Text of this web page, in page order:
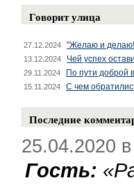
Говорит улица
27.12.2024 "Желаю и
13.12.2024 Чей успех
29.11.2024 По пути доброй
15.11.2024 С чем
Последние
25.04.2020
Гость: «